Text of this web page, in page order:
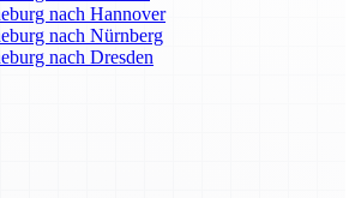
nach Hannover
nach Nürnberg
nach Dresden